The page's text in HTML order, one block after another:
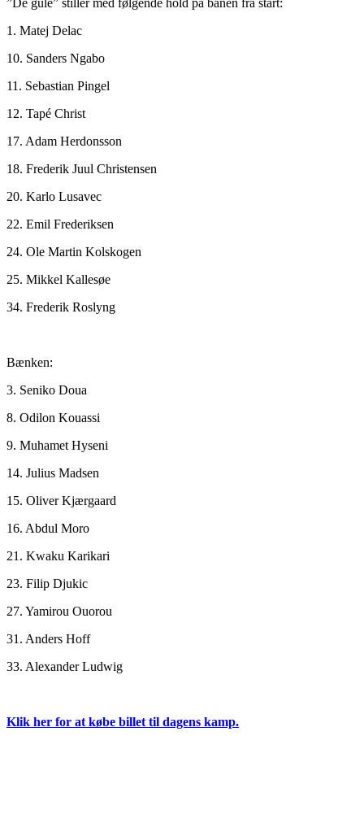
”De gule” stiller med følgende hold på banen fra start:
1. Matej Delac
10. Sanders Ngabo
11. Sebastian Pingel
12. Tapé Christ
17. Adam Herdonsson
18. Frederik Juul Christensen
20. Karlo Lusavec
22. Emil Frederiksen
24. Ole Martin Kolskogen
25. Mikkel Kallesøe
34. Frederik Roslyng
Bænken:
3. Seniko Doua
8. Odilon Kouassi
9. Muhamet Hyseni
14. Julius Madsen
15. Oliver Kjærgaard
16. Abdul Moro
21. Kwaku Karikari
23. Filip Djukic
27. Yamirou Ouorou
31. Anders Hoff
33. Alexander Ludwig
Klik her for at købe billet til dagens kamp.